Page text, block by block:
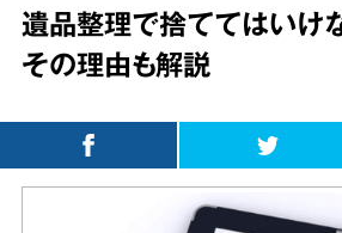
遺品整理で捨ててはいけな
その理由も解説